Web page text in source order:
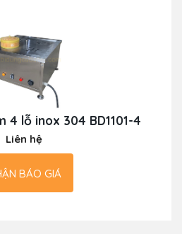
4 lỗ inox 304 BD1101-4
Liên hệ
BÁO GIÁ